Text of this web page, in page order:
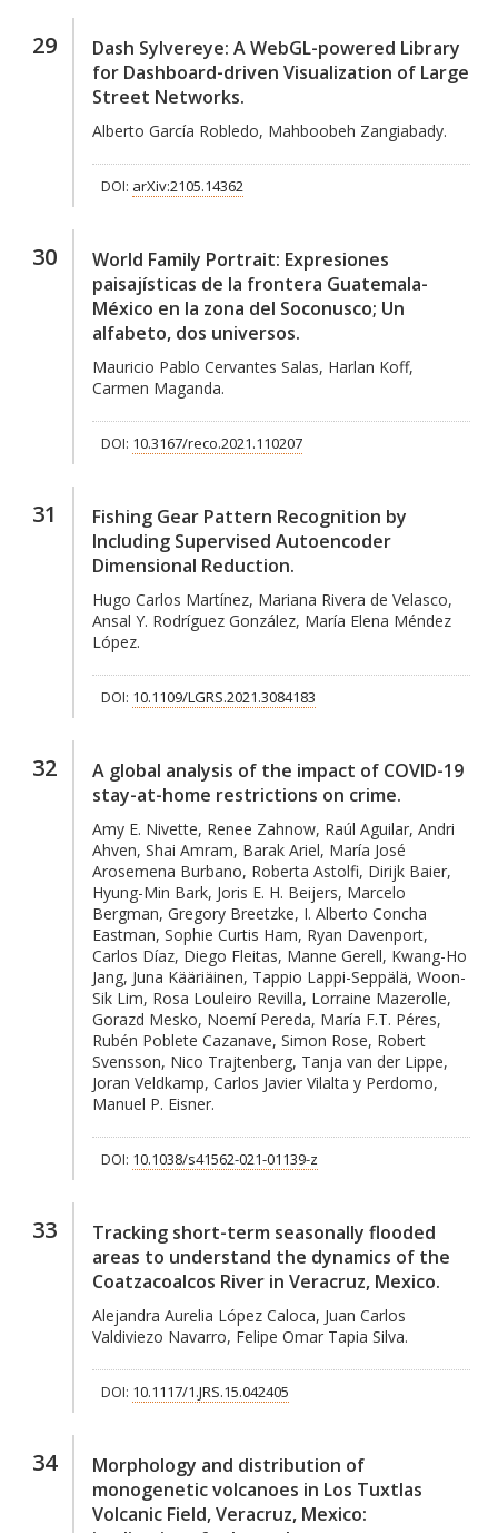
29
Dash Sylvereye: A WebGL-powered Library
for Dashboard-driven Visualization of Large
Street Networks.
Alberto García Robledo, Mahboobeh Zangiabady.
DOI: arXiv:2105.14362
30
World Family Portrait: Expresiones
paisajísticas de la frontera Guatemala-
México en la zona del Soconusco; Un
alfabeto, dos universos.
Mauricio Pablo Cervantes Salas, Harlan Koff,
Carmen Maganda.
DOI: 10.3167/reco.2021.110207
31
Fishing Gear Pattern Recognition by
Including Supervised Autoencoder
Dimensional Reduction.
Hugo Carlos Martínez, Mariana Rivera de Velasco,
Ansal Y. Rodríguez González, María Elena Méndez
López.
DOI: 10.1109/LGRS.2021.3084183
32
A global analysis of the impact of COVID-19
stay-at-home restrictions on crime.
Amy E. Nivette, Renee Zahnow, Raúl Aguilar, Andri
Ahven, Shai Amram, Barak Ariel, María José
Arosemena Burbano, Roberta Astolfi, Dirijk Baier,
Hyung-Min Bark, Joris E. H. Beijers, Marcelo
Bergman, Gregory Breetzke, I. Alberto Concha
Eastman, Sophie Curtis Ham, Ryan Davenport,
Carlos Díaz, Diego Fleitas, Manne Gerell, Kwang-Ho
Jang, Juna Kääriäinen, Tappio Lappi-Seppälä, Woon-
Sik Lim, Rosa Louleiro Revilla, Lorraine Mazerolle,
Gorazd Mesko, Noemí Pereda, María F.T. Péres,
Rubén Poblete Cazanave, Simon Rose, Robert
Svensson, Nico Trajtenberg, Tanja van der Lippe,
Joran Veldkamp, Carlos Javier Vilalta y Perdomo,
Manuel P. Eisner.
DOI: 10.1038/s41562-021-01139-z
33
Tracking short-term seasonally flooded
areas to understand the dynamics of the
Coatzacoalcos River in Veracruz, Mexico.
Alejandra Aurelia López Caloca, Juan Carlos
Valdiviezo Navarro, Felipe Omar Tapia Silva.
DOI: 10.1117/1.JRS.15.042405
34
Morphology and distribution of
monogenetic volcanoes in Los Tuxtlas
Volcanic Field, Veracruz, Mexico: